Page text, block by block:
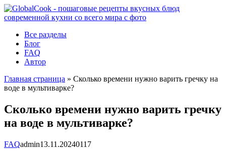
Перейти
к
Все разделы
Блог
FAQ
Автор
Главная страница » Сколько времени нужно варить гречку на
воде в мультиварке?
Сколько времени нужно варить гречку
на воде в мультиварке?
FAQadmin13.11.20240117